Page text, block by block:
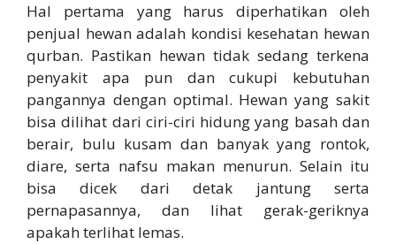
Hal pertama yang harus diperhatikan oleh
penjual hewan adalah kondisi kesehatan hewan
qurban. Pastikan hewan tidak sedang terkena
penyakit apa pun dan cukupi kebutuhan
pangannya dengan optimal. Hewan yang sakit
bisa dilihat dari ciri-ciri hidung yang basah dan
berair, bulu kusam dan banyak yang rontok,
diare, serta nafsu makan menurun. Selain itu
bisa dicek dari detak jantung serta
pernapasannya, dan lihat gerak-geriknya
apakah terlihat lemas.